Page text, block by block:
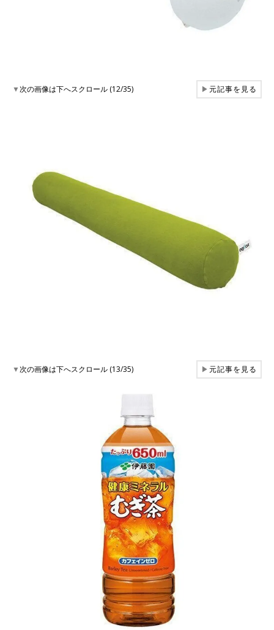
▼次の画像は下へスクロール (12/35) ▶元記事を見る
▼次の画像は下へスクロール (13/35) ▶元記事を見る